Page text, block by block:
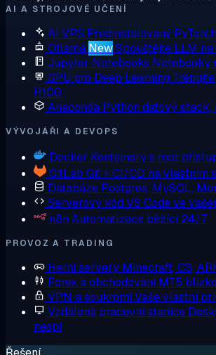
AI A STROJOVÉ UČENÍ
AI VPS Předinstalovaný
Ollama NewSpouštějte LLM
Jupyter Notebooks Notebooky
GPU pro Deep Learning
H100
Anaconda Python datový stack,
VÝVOJÁŘI A DEVOPS
Docker Kontejnery s root
GitLab Git + CI/CD na vlastním
Databáze Postgres, MySQL,
Serverový kód VS Code ve
n8n Automatizace běžící 24/7
PROVOZ A TRADING
Herní servery Minecraft, CS,
Forex a obchodování MT5
VPN a soukromíVaše vlastní
Vzdálená pracovní stanice
nespí